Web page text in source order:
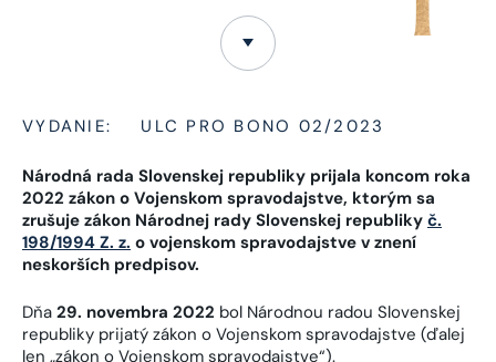
VYDANIE: ULC PRO BONO 02/2023
Národná rada Slovenskej republiky prijala koncom roka
2022 zákon o Vojenskom spravodajstve, ktorým sa
zrušuje zákon Národnej rady Slovenskej republiky č.
198/1994 Z. z. o vojenskom spravodajstve v znení
neskorších predpisov.
Dňa 29. novembra 2022 bol Národnou radou Slovenskej
republiky prijatý zákon o Vojenskom spravodajstve (ďalej
len „zákon o Vojenskom spravodajstve“).